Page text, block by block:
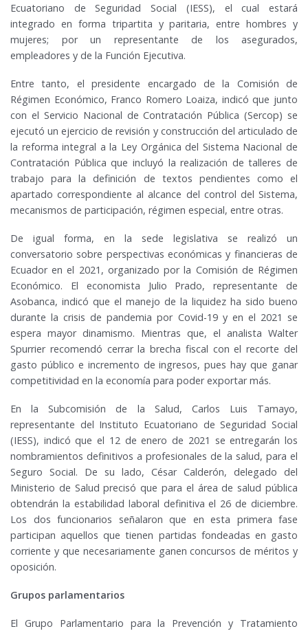
Ecuatoriano de Seguridad Social (IESS), el cual estará
integrado en forma tripartita y paritaria, entre hombres y
mujeres; por un representante de los asegurados,
empleadores y de la Función Ejecutiva.
Entre tanto, el presidente encargado de la Comisión de
Régimen Económico, Franco Romero Loaiza, indicó que junto
con el Servicio Nacional de Contratación Pública (Sercop) se
ejecutó un ejercicio de revisión y construcción del articulado de
la reforma integral a la Ley Orgánica del Sistema Nacional de
Contratación Pública que incluyó la realización de talleres de
trabajo para la definición de textos pendientes como el
apartado correspondiente al alcance del control del Sistema,
mecanismos de participación, régimen especial, entre otras.
De igual forma, en la sede legislativa se realizó un
conversatorio sobre perspectivas económicas y financieras de
Ecuador en el 2021, organizado por la Comisión de Régimen
Económico. El economista Julio Prado, representante de
Asobanca, indicó que el manejo de la liquidez ha sido bueno
durante la crisis de pandemia por Covid-19 y en el 2021 se
espera mayor dinamismo. Mientras que, el analista Walter
Spurrier recomendó cerrar la brecha fiscal con el recorte del
gasto público e incremento de ingresos, pues hay que ganar
competitividad en la economía para poder exportar más.
En la Subcomisión de la Salud, Carlos Luis Tamayo,
representante del Instituto Ecuatoriano de Seguridad Social
(IESS), indicó que el 12 de enero de 2021 se entregarán los
nombramientos definitivos a profesionales de la salud, para el
Seguro Social. De su lado, César Calderón, delegado del
Ministerio de Salud precisó que para el área de salud pública
obtendrán la estabilidad laboral definitiva el 26 de diciembre.
Los dos funcionarios señalaron que en esta primera fase
participan aquellos que tienen partidas fondeadas en gasto
corriente y que necesariamente ganen concursos de méritos y
oposición.
Grupos parlamentarios
El Grupo Parlamentario para la Prevención y Tratamiento